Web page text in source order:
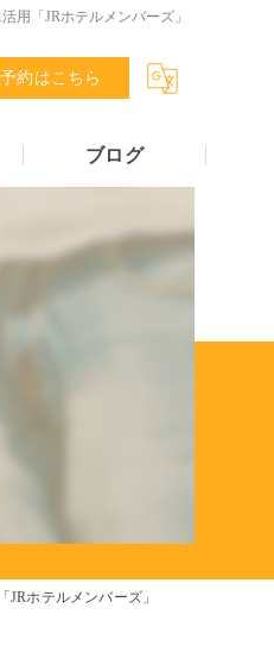
用「JRホテルメンバーズ」
約はこちら
ブログ
JRホテルメンバーズ」